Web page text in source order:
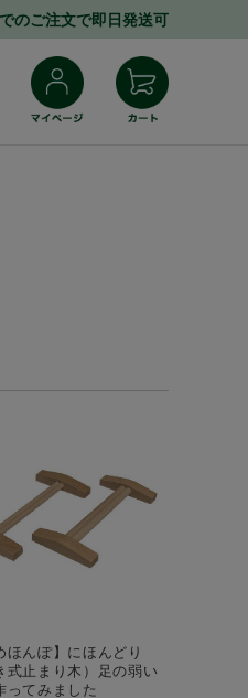
のご注文で即日発送可
ほんぽ】にほんどり
式止まり木）足の弱い
ってみました